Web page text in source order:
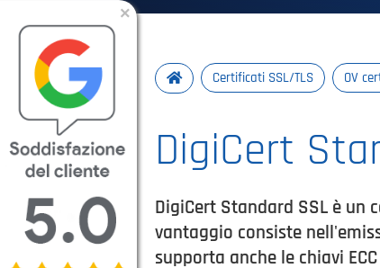
Certificati SSL/TLS OV
DigiCert
DigiCert Standard SSL è un
vantaggio consiste
supporta anche le chiavi
×